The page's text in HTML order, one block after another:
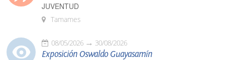
JUVENTUD
Tamames
08/05/2026 30/08/2026
Exposición Oswaldo Guayasamín